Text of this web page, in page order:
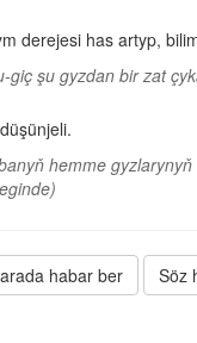
derejesi has artyp,
giç şu gyzdan bir zat
hemme
habar ber Söz